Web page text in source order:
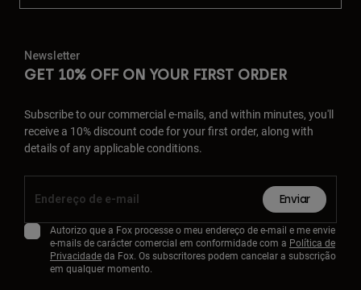
Newsletter
GET 10% OFF ON YOUR FIRST ORDER
Subscribe to our commercial e-mails, and within minutes, you'll
receive a 10% discount code for your first order, along with
details of any applicable conditions.
Enviar
Autorizo que a Fox processe o meu endereço de e-mail e me envie
e-mails de carácter comercial em conformidade com a Política de
Privacidadeda Fox. Os subscritores podem cancelar a subscrição
em qualquer momento.